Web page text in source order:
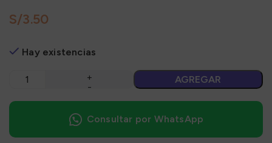
S/
Hay existencias
AGREGAR
Consultar por WhatsApp